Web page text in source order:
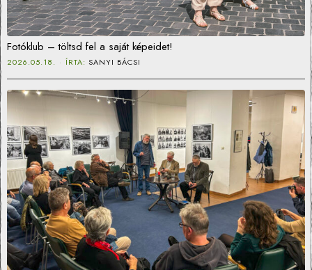
Fotóklub – töltsd fel a saját képeidet!
2026.05.18. ÍRTA: SANYI BÁCSI